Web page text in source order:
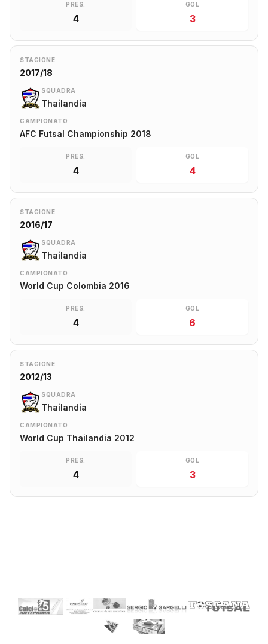
PRES.
4
GOL
3
STAGIONE
2017/18
SQUADRA
Thailandia
CAMPIONATO
AFC Futsal Championship 2018
PRES.
4
GOL
4
STAGIONE
2016/17
SQUADRA
Thailandia
CAMPIONATO
World Cup Colombia 2016
PRES.
4
GOL
6
STAGIONE
2012/13
SQUADRA
Thailandia
CAMPIONATO
World Cup Thailandia 2012
PRES.
4
GOL
3